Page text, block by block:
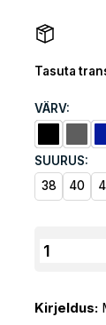
Tasuta
VÄRV:
SUURUS:
38
40
kogus
Kirjeldus: